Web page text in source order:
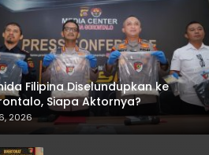
Filipina Diselundupkan ke
Siapa Aktornya?
2026